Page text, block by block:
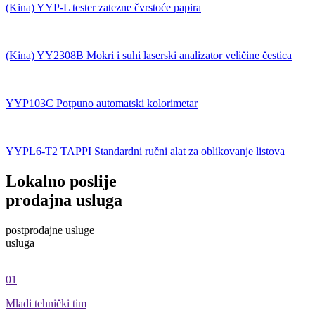
(Kina) YYP-L tester zatezne čvrstoće papira
(Kina) YY2308B Mokri i suhi laserski analizator veličine čestica
YYP103C Potpuno automatski kolorimetar
YYPL6-T2 TAPPI Standardni ručni alat za oblikovanje listova
Lokalno poslije
prodajna usluga
postprodajne usluge
usluga
01
Mladi tehnički tim